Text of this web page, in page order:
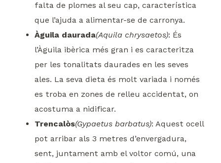
falta de plomes al seu cap, característica
que l’ajuda a alimentar-se de carronya.
Àguila daurada(Aquila chrysaetos): És
l’Àguila ibèrica més gran i es caracteritza
per les tonalitats daurades en les seves
ales. La seva dieta és molt variada i només
es troba en zones de relleu accidentat, on
acostuma a nidificar.
Trencalòs(Gypaetus barbatus): Aquest ocell
pot arribar als 3 metres d’envergadura,
sent, juntament amb el voltor comú, una